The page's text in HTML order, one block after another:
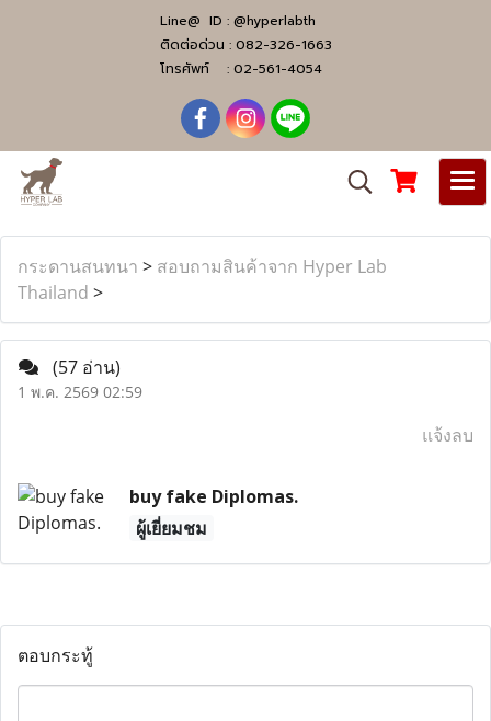
Line@ ID : @hyperlabth
ติดต่อด่วน : 082-326-1663
โทรศัพท์ : 02-561-4054
กระดานสนทนา > สอบถามสินค้าจาก Hyper Lab
Thailand >
(57 อ่าน)
1 พ.ค. 2569 02:59
แจ้งลบ
buy fake Diplomas.
ผู้เยี่ยมชม
ตอบกระทู้